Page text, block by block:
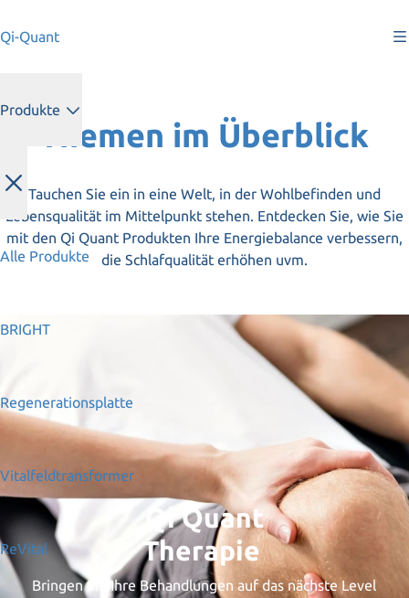
Qi-Quant
Produkte
Alle Produkte
BRIGHT
Regenerationsplatte
Vitalfeldtransformer
ReVital
Themen im Überblick
Tauchen Sie ein in eine Welt, in der Wohlbefinden und
Lebensqualität im Mittelpunkt stehen. Entdecken Sie, wie Sie
mit den Qi Quant Produkten Ihre Energiebalance verbessern,
die Schlafqualität erhöhen uvm.
Qi Quant
Therapie
Bringen Sie Ihre Behandlungen auf das nächste Level